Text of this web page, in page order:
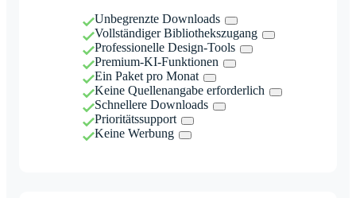
Unbegrenzte Downloads
Vollständiger Bibliothekszugang
Professionelle Design-Tools
Premium-KI-Funktionen
Ein Paket pro Monat
Keine Quellenangabe erforderlich
Schnellere Downloads
Prioritätssupport
Keine Werbung